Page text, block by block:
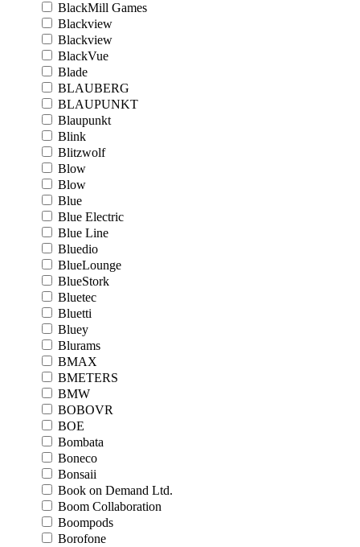
BlackMill Games
Blackview
Blackview
BlackVue
Blade
BLAUBERG
BLAUPUNKT
Blaupunkt
Blink
Blitzwolf
Blow
Blow
Blue
Blue Electric
Blue Line
Bluedio
BlueLounge
BlueStork
Bluetec
Bluetti
Bluey
Blurams
BMAX
BMETERS
BMW
BOBOVR
BOE
Bombata
Boneco
Bonsaii
Book on Demand Ltd.
Boom Collaboration
Boompods
Borofone